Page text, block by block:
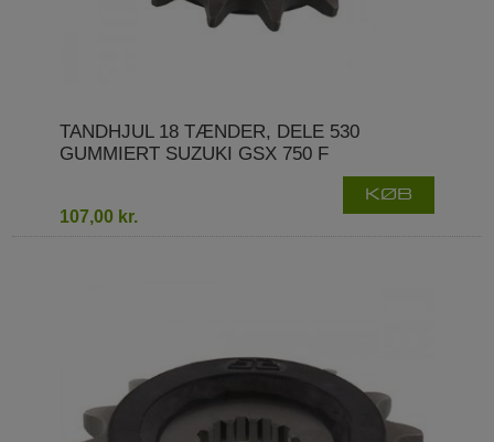
TANDHJUL 18 TÆNDER, DELE 530
GUMMIERT SUZUKI GSX 750 F
107,00 kr.
KØB